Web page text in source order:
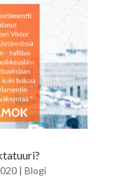
| Blogi